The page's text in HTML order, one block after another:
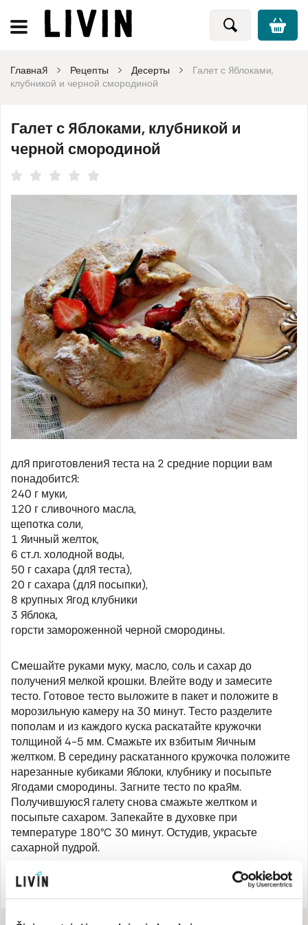
Главная Рецепты Десерты
Галет с яблоками,
клубникой и черной смородиной
Галет с яблоками, клубникой и
черной смородиной
для приготовления теста на 2 средние порции вам
понадобится:
240 г муки,
120 г сливочного масла,
щепотка соли,
1 яичный желток,
6 ст.л. холодной воды,
50 г сахара (для теста),
20 г сахара (для посыпки),
8 крупных ягод клубники
3 яблока,
горсти замороженной черной смородины.
Смешайте руками муку, масло, соль и сахар до
получения мелкой крошки. Влейте воду и замесите
тесто. Готовое тесто выложите в пакет и положите в
морозильную камеру на 30 минут. Тесто разделите
пополам и из каждого куска раскатайте кружочки
толщиной 4-5 мм. Смажьте их взбитым яичным
желтком. В середину раскатанного кружочка положите
нарезанные кубиками яблоки, клубнику и посыпьте
ягодами смородины. Загните тесто по краям.
Получившуюся галету снова смажьте желтком и
посыпьте сахаром. Запекайте в духовке при
температуре 180°C 30 минут. Остудив, украсьте
сахарной пудрой.
Рецепт от кулинарной феи.